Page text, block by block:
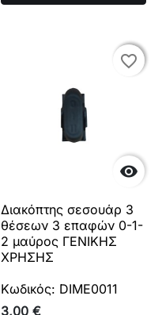

favorite_border
favorite_border
Διακόπτης σεσουάρ 3
θέσεων 3 επαφών 0-1-
2 μαύρος ΓΕΝΙΚΗΣ
ΧΡΗΣΗΣ
Κωδικός: DIME0011
3,00 €